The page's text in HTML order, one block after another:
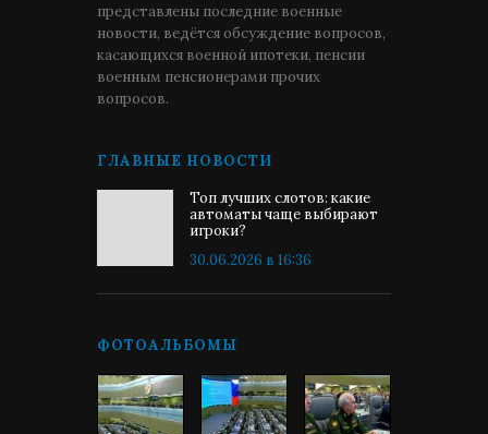
представлены последние военные
новости, ведётся обсуждение вопросов,
касающихся военной ипотеки, пенсии
военным пенсионерами прочих
вопросов.
ГЛАВНЫЕ НОВОСТИ
Топ лучших слотов: какие
автоматы чаще выбирают
игроки?
30.06.2026 в 16:36
ФОТОАЛЬБОМЫ